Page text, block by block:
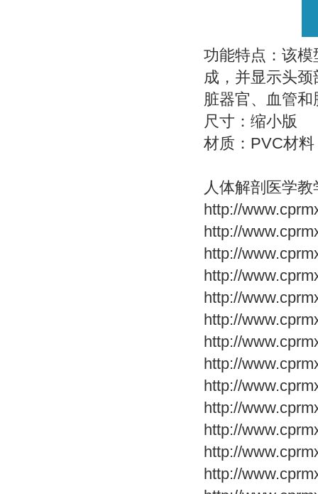
功能特点：该
成，并显示头
脏器官、血管
尺寸：缩小版
材质：PVC材料
人体解剖医学
http://
http://
http://
http://
http://
http://
http://
http://
http://
http://
http://
http://
http://